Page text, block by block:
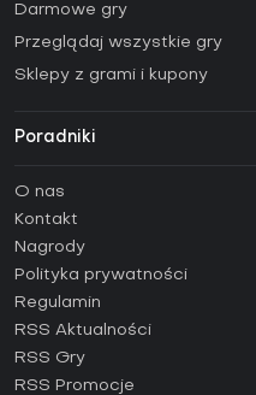
Darmowe gry
Przeglądaj wszystkie gry
Sklepy z grami i kupony
Poradniki
Poradniki
Jak aktywować klucz Steam
Jak aktywować klucz Epic
Jak aktywować klucz GOG
Jak aktywować klucz Ubisoft
Jak aktywować klucz EA App
O nas
Kontakt
Nagrody
Polityka prywatności
Regulamin
RSS Aktualności
RSS Gry
RSS Promocje